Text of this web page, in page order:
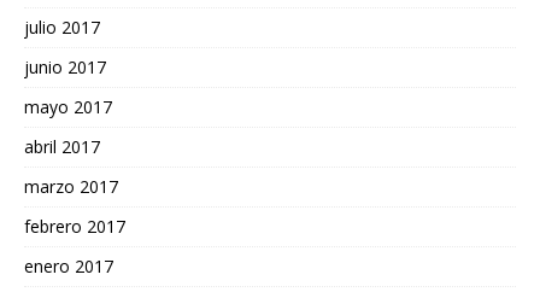
julio 2017
junio 2017
mayo 2017
abril 2017
marzo 2017
febrero 2017
enero 2017